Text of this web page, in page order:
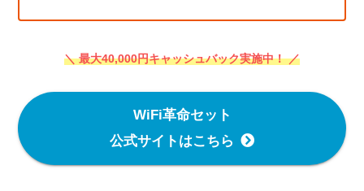
＼ 最大40,000円キャッシュバック実施中！ ／
WiFi革命セット
公式サイトはこちら